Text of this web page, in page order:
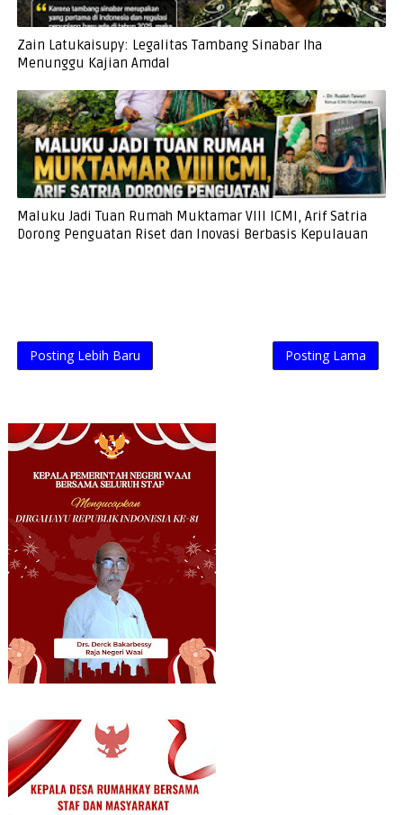
Zain Latukaisupy: Legalitas Tambang Sinabar Iha
Menunggu Kajian Amdal
Maluku Jadi Tuan Rumah Muktamar VIII ICMI, Arif Satria
Dorong Penguatan Riset dan Inovasi Berbasis Kepulauan
Posting Lebih Baru Posting Lama